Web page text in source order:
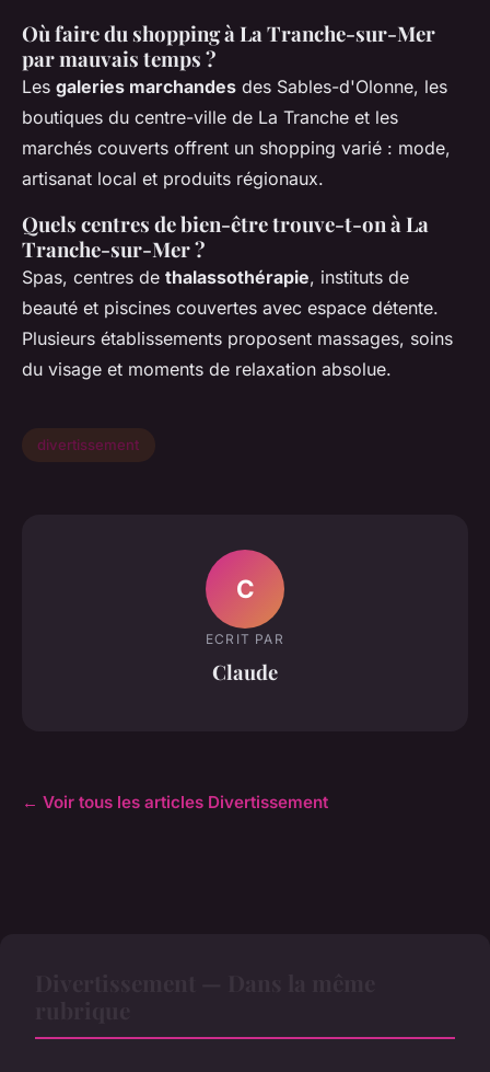
Où faire du shopping à La Tranche-sur-Mer
par mauvais temps ?
Les galeries marchandes des Sables-d'Olonne, les
boutiques du centre-ville de La Tranche et les
marchés couverts offrent un shopping varié : mode,
artisanat local et produits régionaux.
Quels centres de bien-être trouve-t-on à La
Tranche-sur-Mer ?
Spas, centres de thalassothérapie, instituts de
beauté et piscines couvertes avec espace détente.
Plusieurs établissements proposent massages, soins
du visage et moments de relaxation absolue.
divertissement
C
ECRIT PAR
Claude
← Voir tous les articles Divertissement